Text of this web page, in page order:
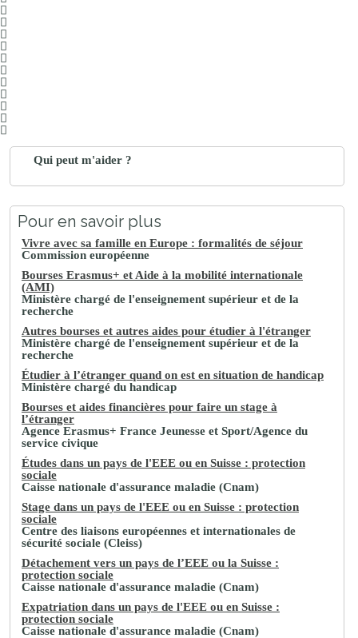
Qui peut m'aider ?
Pour en savoir plus
Vivre avec sa famille en Europe : formalités de séjour
Commission européenne
Bourses Erasmus+ et Aide à la mobilité internationale
(AMI)
Ministère chargé de l'enseignement supérieur et de la
recherche
Autres bourses et autres aides pour étudier à l'étranger
Ministère chargé de l'enseignement supérieur et de la
recherche
Étudier à l’étranger quand on est en situation de handicap
Ministère chargé du handicap
Bourses et aides financières pour faire un stage à
l’étranger
Agence Erasmus+ France Jeunesse et Sport/Agence du
service civique
Études dans un pays de l'EEE ou en Suisse : protection
sociale
Caisse nationale d'assurance maladie (Cnam)
Stage dans un pays de l'EEE ou en Suisse : protection
sociale
Centre des liaisons européennes et internationales de
sécurité sociale (Cleiss)
Détachement vers un pays de l’EEE ou la Suisse :
protection sociale
Caisse nationale d'assurance maladie (Cnam)
Expatriation dans un pays de l'EEE ou en Suisse :
protection sociale
Caisse nationale d'assurance maladie (Cnam)